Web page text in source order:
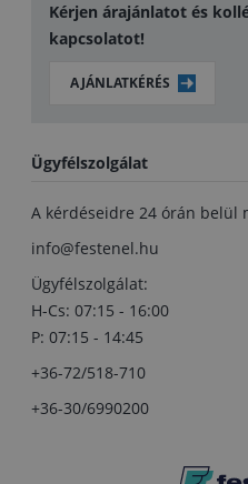
Kérjen árajánlatot és
kapcsolatot!
AJÁNLATKÉRÉS
Ügyfélszolgálat
A kérdéseidre 24 órán belül
info@festenel.hu
Ügyfélszolgálat:
H-Cs: 07:15 - 16:00
P: 07:15 - 14:45
+36-72/518-710
+36-30/6990200